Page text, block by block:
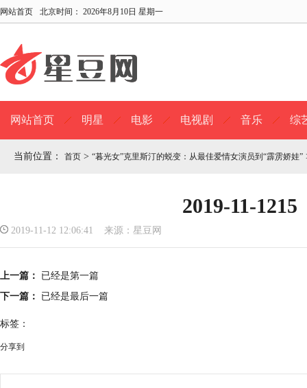
网站首页 北京时间： 2026年8月10日 星期一
网站首页 明星 电影 电视剧 音乐 综
当前位置： 首页 > “暮光女”克里斯汀的蜕变：从最佳爱情女演员到“霹雳娇娃”
2019-11-1215
2019-11-12 12:06:41 来源：星豆网
上一篇：
已经是第一篇
下一篇：
已经是最后一篇
标签：
分享到